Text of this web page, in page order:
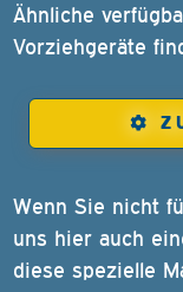
Ähnliche
Vorziehgeräte
Wenn Sie nicht
uns hier auch
diese spezielle